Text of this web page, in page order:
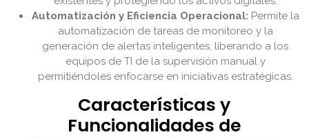
Automatización y Eficiencia Operacional: Permite la
automatización de tareas de monitoreo y la
generación de alertas inteligentes, liberando a los
equipos de TI de la supervisión manual y
permitiéndoles enfocarse en iniciativas estratégicas.
Características y
Funcionalidades de